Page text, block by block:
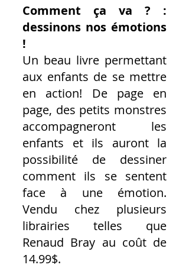
Comment ça va ? :
dessinons nos émotions
!
Un beau livre permettant
aux enfants de se mettre
en action! De page en
page, des petits monstres
accompagneront les
enfants et ils auront la
possibilité de dessiner
comment ils se sentent
face à une émotion.
Vendu chez plusieurs
librairies telles que
Renaud Bray au coût de
14.99$.